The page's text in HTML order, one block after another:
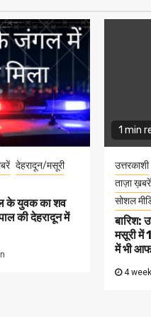
देहरादून/मसूरी
के युवक का शव
की देहरादून में
1 min
उत्तरकाशी
ताज़ा ख़बरें
सोशल
बारिश:
मसूरी में
में भी
4